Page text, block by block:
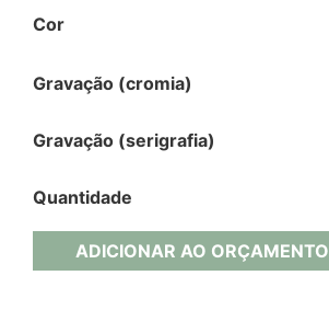
Cor
Gravação (cromia)
Gravação (serigrafia)
Quantidade
ADICIONAR AO ORÇAMENTO